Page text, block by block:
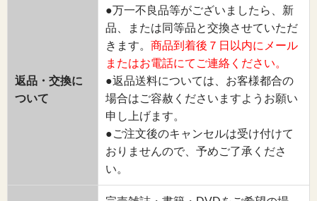
返品・交換に
ついて
●万一不良品等がございましたら、新
品、または同等品と交換させていただ
きます。 商品到着後７日以内にメール
またはお電話にてご連絡ください。
●返品送料については、お客様都合の
場合はご容赦くださいますようお願い
申し上げます。
●ご注文後のキャンセルは受け付けて
おりませんので、予めご了承くださ
い。